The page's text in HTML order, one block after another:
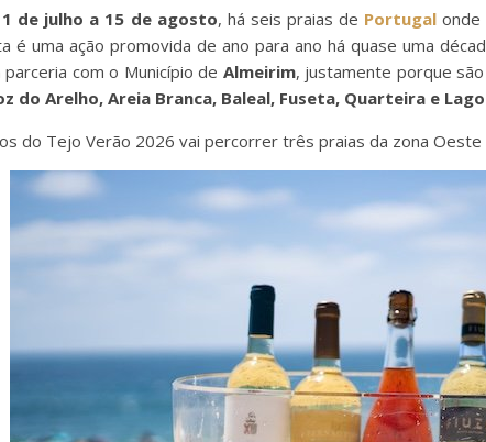
de julho a 15 de agosto, há seis praias de Portugal onde
é uma ação promovida de ano para ano há quase uma
parceria com o Município de Almeirim, justamente porque
do Arelho, Areia Branca, Baleal, Fuseta, Quarteira e
do Tejo Verão 2026 vai percorrer três praias da zona